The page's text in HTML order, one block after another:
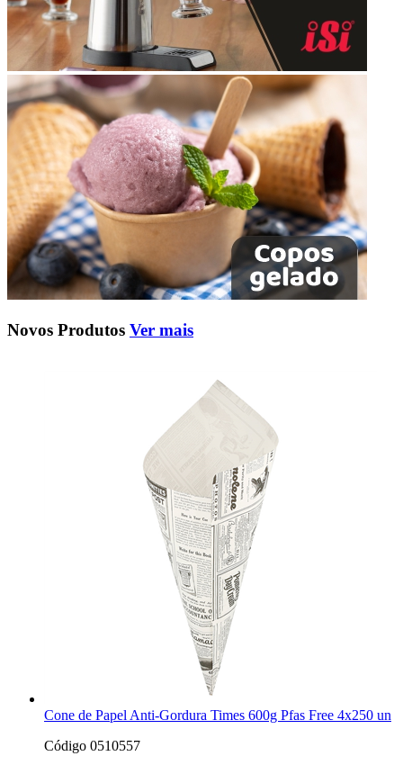
Novos Produtos Ver mais
Cone de Papel Anti-Gordura Times 600g Pfas Free 4x250 un
Código 0510557